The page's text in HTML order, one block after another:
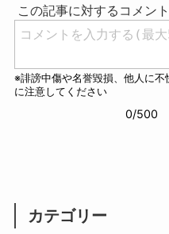
カテゴリー